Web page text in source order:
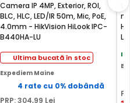
Camera IP 4MP, Exterior, ROI,
BLC, HLC, LED/IR 50m, Mic, PoE,
4.0mm - HikVision HiLook IPC-
B440HA-LU
Ultima bucată în stoc
Expediem Maine
4 rate cu 0% dobândă
PRP:304,99 Lei
In